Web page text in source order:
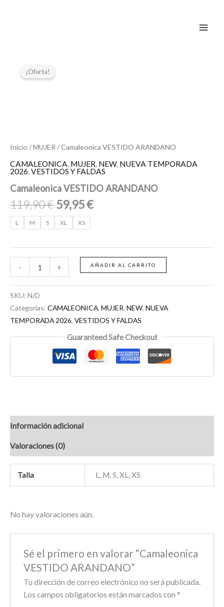
¡Oferta!
Inicio /MUJER / Camaleonica VESTIDO ARANDANO
CAMALEONICA, MUJER, NEW, NUEVA TEMPORADA
2026,VESTIDOS Y FALDAS
Camaleonica VESTIDO ARANDANO
119,90€59,95€
L M S XL XS
-
VESTIDO
ARANDANO
+ AÑADIR AL CARRITO
SKU: N/D
Categorías: CAMALEONICA, MUJER, NEW, NUEVA
TEMPORADA 2026, VESTIDOS Y FALDAS
Guaranteed Safe Checkout
Información adicional
Valoraciones (0)
Talla L, M, S, XL, XS
No hay valoraciones aún.
Sé el primero en valorar “Camaleonica
VESTIDO ARANDANO”
Tu dirección de correo electrónico no será publicada.
Los campos obligatorios están marcados con *